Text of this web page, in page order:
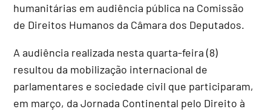
humanitárias em audiência pública na Comissão
de Direitos Humanos da Câmara dos Deputados.
A audiência realizada nesta quarta-feira (8)
resultou da mobilização internacional de
parlamentares e sociedade civil que participaram,
em março, da Jornada Continental pelo Direito à